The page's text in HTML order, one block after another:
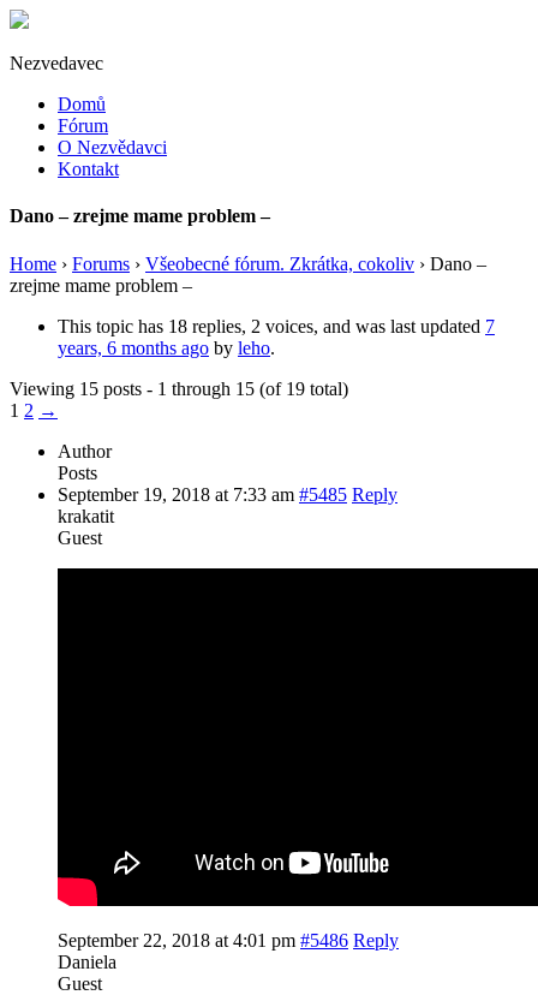
Nezvedavec
Domů
Fórum
O Nezvědavci
Kontakt
Dano – zrejme mame problem –
Home › Forums › Všeobecné fórum. Zkrátka, cokoliv › Dano –
zrejme mame problem –
This topic has 18 replies, 2 voices, and was last updated 7
years, 6 months ago by leho.
Viewing 15 posts - 1 through 15 (of 19 total)
1 2 →
Author
Posts
September 19, 2018 at 7:33 am #5485 Reply
krakatit
Guest
September 22, 2018 at 4:01 pm #5486 Reply
Daniela
Guest